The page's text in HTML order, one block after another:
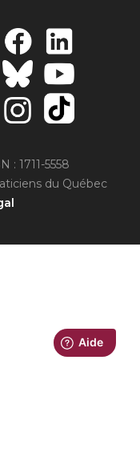
: 1711-5558
du Québec